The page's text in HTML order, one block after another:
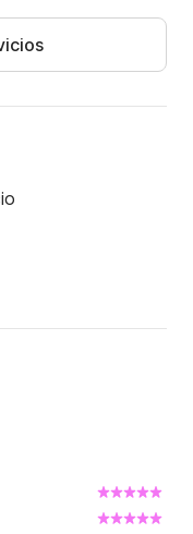
Click&Boat y